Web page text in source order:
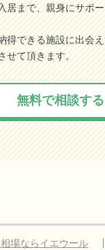
居まで、親身にサポ
得できる施設に出会
せて頂きます。
無料で相談する
場ならイエウール